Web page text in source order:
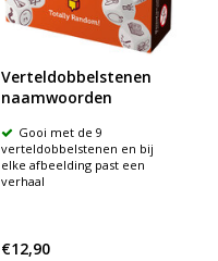
Verteldobbelstenen
naamwoorden
Gooi met de 9
verteldobbelstenen en bij
elke afbeelding past een
verhaal
€12,90